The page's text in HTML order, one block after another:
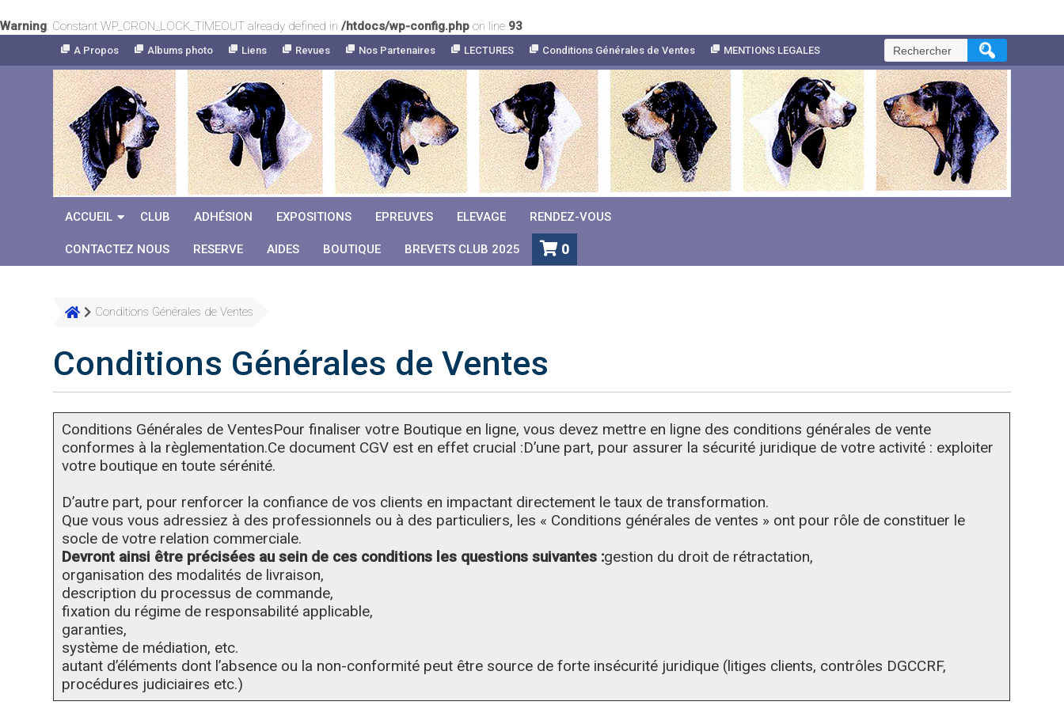
Warning: Constant WP_CRON_LOCK_TIMEOUT already defined in /htdocs/wp-config.php on line 93
A Propos Albums photo Liens Revues Nos Partenaires LECTURES Conditions Générales de Ventes MENTIONS LEGALES Rechercher :
ACCUEIL CLUB ADHÉSION EXPOSITIONS EPREUVES ELEVAGE RENDEZ-VOUS
CONTACTEZ NOUS RESERVE AIDES BOUTIQUE BREVETS CLUB 2025 0
Conditions Générales de Ventes
Conditions Générales de Ventes
Conditions Générales de VentesPour finaliser votre Boutique en ligne, vous devez mettre en ligne des conditions générales de vente
conformes à la règlementation.Ce document CGV est en effet crucial :D’une part, pour assurer la sécurité juridique de votre activité : exploiter
votre boutique en toute sérénité.
D’autre part, pour renforcer la confiance de vos clients en impactant directement le taux de transformation.
Que vous vous adressiez à des professionnels ou à des particuliers, les « Conditions générales de ventes » ont pour rôle de constituer le
socle de votre relation commerciale.
Devront ainsi être précisées au sein de ces conditions les questions suivantes :gestion du droit de rétractation,
organisation des modalités de livraison,
description du processus de commande,
fixation du régime de responsabilité applicable,
garanties,
système de médiation, etc.
autant d’éléments dont l’absence ou la non-conformité peut être source de forte insécurité juridique (litiges clients, contrôles DGCCRF,
procédures judiciaires etc.)